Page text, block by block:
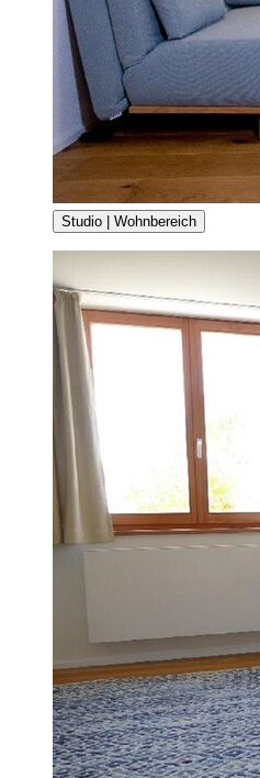
Studio | Wohnbereich